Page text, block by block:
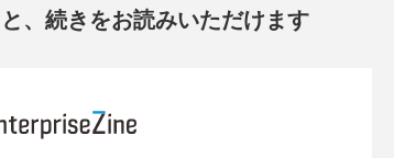
、続きをお読みいただけます